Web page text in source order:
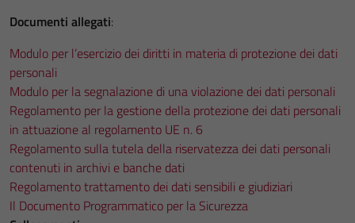
Documenti allegati:
Modulo per l’esercizio dei diritti in materia di protezione dei dati
personali
Modulo per la segnalazione di una violazione dei dati personali
Regolamento per la gestione della protezione dei dati personali
in attuazione al regolamento UE n. 6
Regolamento sulla tutela della riservatezza dei dati personali
contenuti in archivi e banche dati
Regolamento trattamento dei dati sensibili e giudiziari
Il Documento Programmatico per la Sicurezza